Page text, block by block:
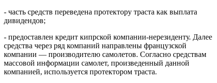
- часть средств переведена протектору траста как выплата
дивидендов;
- предоставлен кредит кипрской компании-нерезиденту. Далее
средства через ряд компаний направлены французской
компании — производителю самолетов. Согласно средствам
массовой информации самолет, произведенный данной
компанией, используется протектором траста.